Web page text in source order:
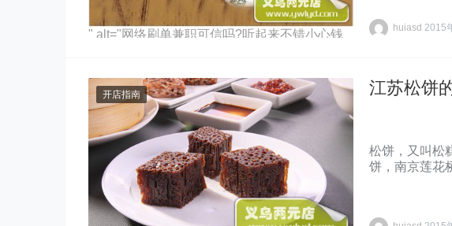
" alt="网络刷单兼职可信吗?听起来不错小心钱
huiasd 2015
开店指南 江苏松饼
松饼，又叫松
饼，南京莲花